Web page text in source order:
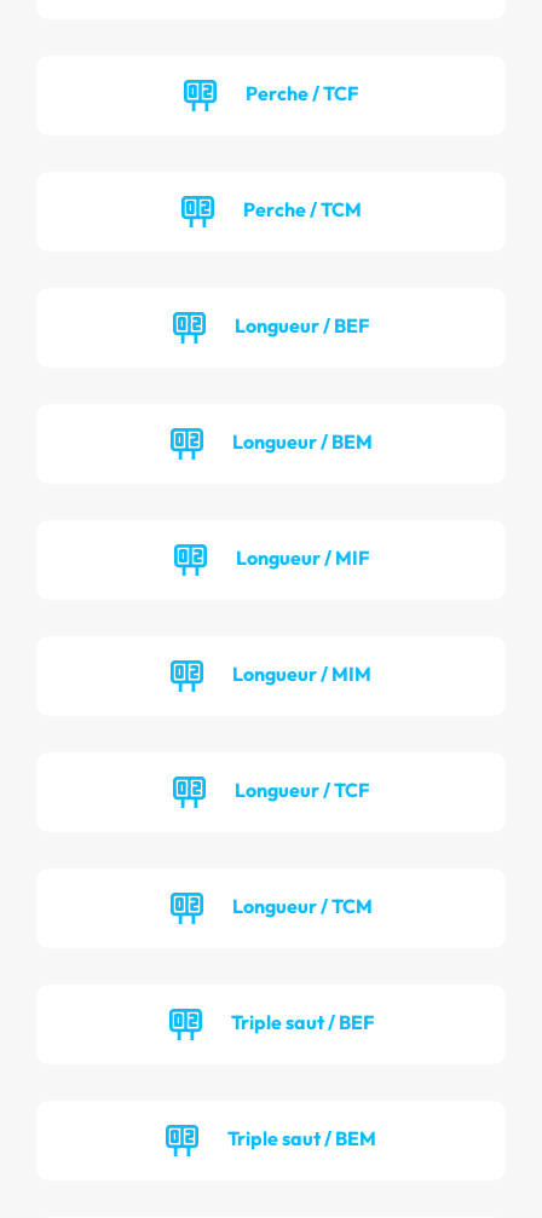
Perche / TCF
Perche / TCM
Longueur / BEF
Longueur / BEM
Longueur / MIF
Longueur / MIM
Longueur / TCF
Longueur / TCM
Triple saut / BEF
Triple saut / BEM